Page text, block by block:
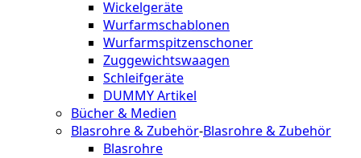
Wickelgeräte
Wurfarmschablonen
Wurfarmspitzenschoner
Zuggewichtswaagen
Schleifgeräte
DUMMY Artikel
Bücher & Medien
Blasrohre & Zubehör-Blasrohre & Zubehör
Blasrohre